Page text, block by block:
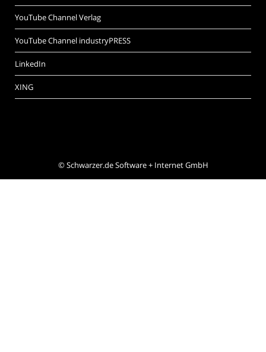
YouTube Channel Verlag
YouTube Channel industryPRESS
LinkedIn
XING
©Schwarzer.de Software + Internet GmbH